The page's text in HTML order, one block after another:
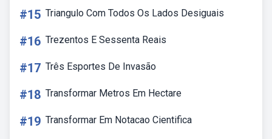
#15 Triangulo Com Todos Os Lados Desiguais
#16 Trezentos E Sessenta Reais
#17 Três Esportes De Invasão
#18 Transformar Metros Em Hectare
#19 Transformar Em Notacao Cientifica